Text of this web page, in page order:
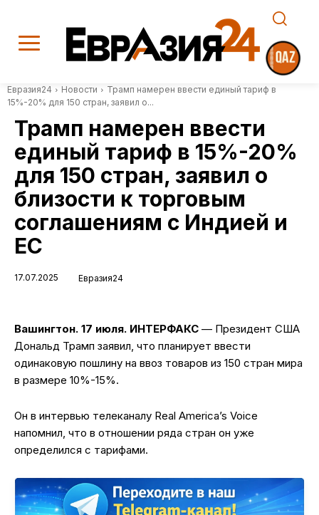
Евразия24 Новости
Трамп намерен ввести единый тариф в
15%-20% для 150 стран, заявил о...
Трамп намерен ввести
единый тариф в 15%-20%
для 150 стран, заявил о
близости к торговым
соглашениям с Индией и
ЕС
17.07.2025 Евразия24
Вашингтон. 17 июля. ИНТЕРФАКС — Президент США
Дональд Трамп заявил, что планирует ввести
одинаковую пошлину на ввоз товаров из 150 стран мира
в размере 10%-15%.
Он в интервью телеканалу Real America’s Voice
напомнил, что в отношении ряда стран он уже
определился с тарифами.